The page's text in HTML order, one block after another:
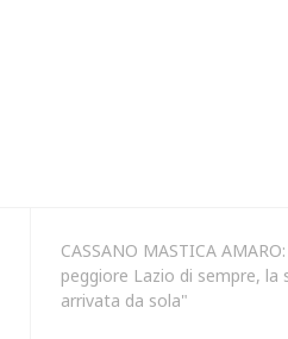
CASSANO MASTICA
peggiore Lazio di sempre, la
arrivata da sola"